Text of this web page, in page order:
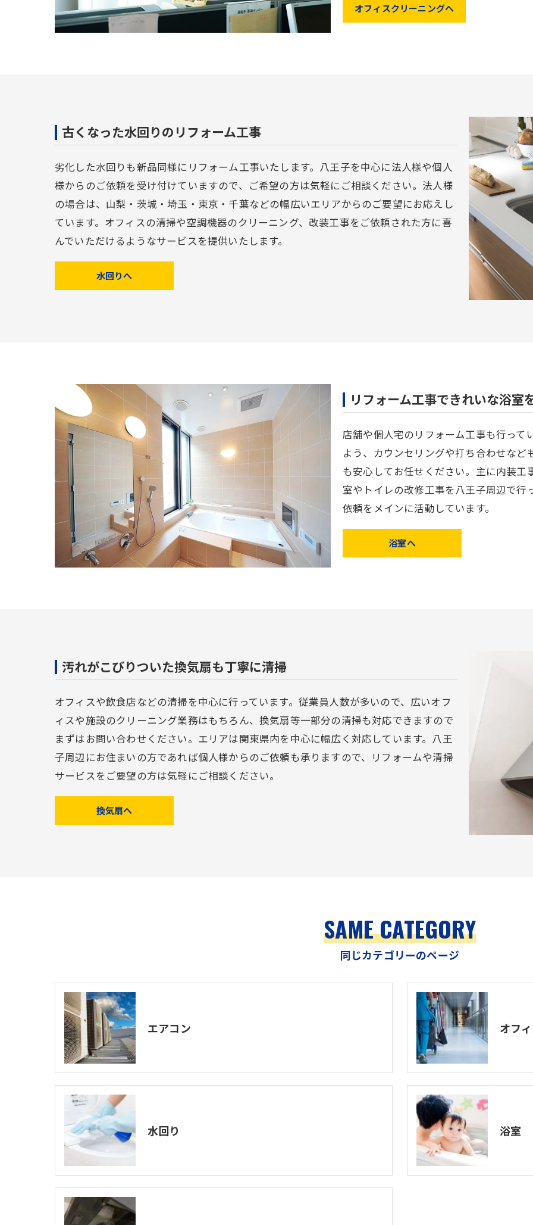
オフィスクリーニングへ
古くなった水回りのリフォーム工事
劣化した水回りも新品同様にリフォーム工事いたします。八王子を中心に法人様や個人
様からのご依頼を受け付けていますので、ご希望の方は気軽にご相談ください。法人様
の場合は、山梨・茨城・埼玉・東京・千葉などの幅広いエリアからのご要望にお応えし
ています。オフィスの清掃や空調機器のクリーニング、改装工事をご依頼された方に喜
んでいただけるようなサービスを提供いたします。
水回りへ
リフォーム工事できれいな浴室
店舗や個人宅のリフォーム工事も行っ
よう、カウンセリングや打ち合わせな
も安心してお任せください。主に内装
室やトイレの改修工事を八王子周辺で
依頼をメインに活動しています。
浴室へ
汚れがこびりついた換気扇も丁寧に清掃
オフィスや飲食店などの清掃を中心に行っています。従業員人数が多いので、広いオフ
ィスや施設のクリーニング業務はもちろん、換気扇等一部分の清掃も対応できますので
まずはお問い合わせください。エリアは関東県内を中心に幅広く対応しています。八王
子周辺にお住まいの方であれば個人様からのご依頼も承りますので、リフォームや清掃
サービスをご要望の方は気軽にご相談ください。
換気扇へ
同じカテゴリーのページ
SAME CATEGORY
エアコン オフ
水回り 浴室